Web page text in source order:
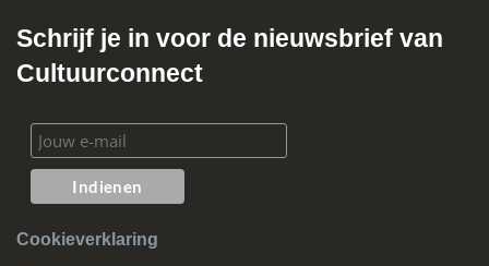
Schrijf je in voor de nieuwsbrief van
Cultuurconnect
Cookieverklaring